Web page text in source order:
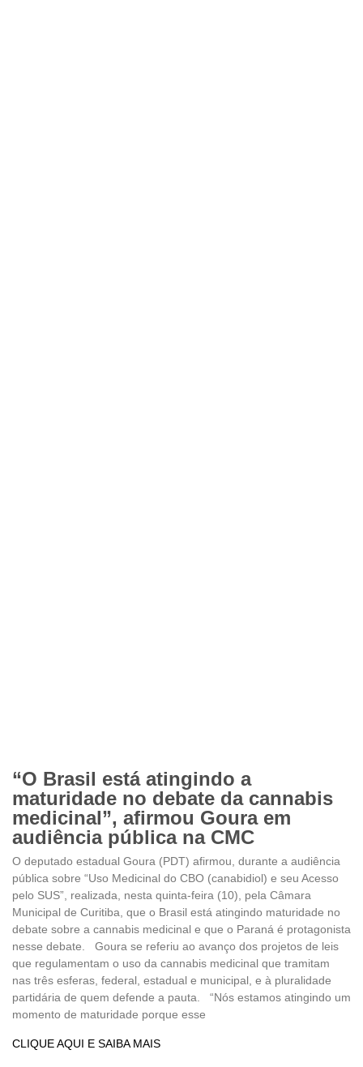
“O Brasil está atingindo a
maturidade no debate da cannabis
medicinal”, afirmou Goura em
audiência pública na CMC
O deputado estadual Goura (PDT) afirmou, durante a audiência
pública sobre “Uso Medicinal do CBO (canabidiol) e seu Acesso
pelo SUS”, realizada, nesta quinta-feira (10), pela Câmara
Municipal de Curitiba, que o Brasil está atingindo maturidade no
debate sobre a cannabis medicinal e que o Paraná é protagonista
nesse debate. Goura se referiu ao avanço dos projetos de leis
que regulamentam o uso da cannabis medicinal que tramitam
nas três esferas, federal, estadual e municipal, e à pluralidade
partidária de quem defende a pauta. “Nós estamos atingindo um
momento de maturidade porque esse
CLIQUE AQUI E SAIBA MAIS